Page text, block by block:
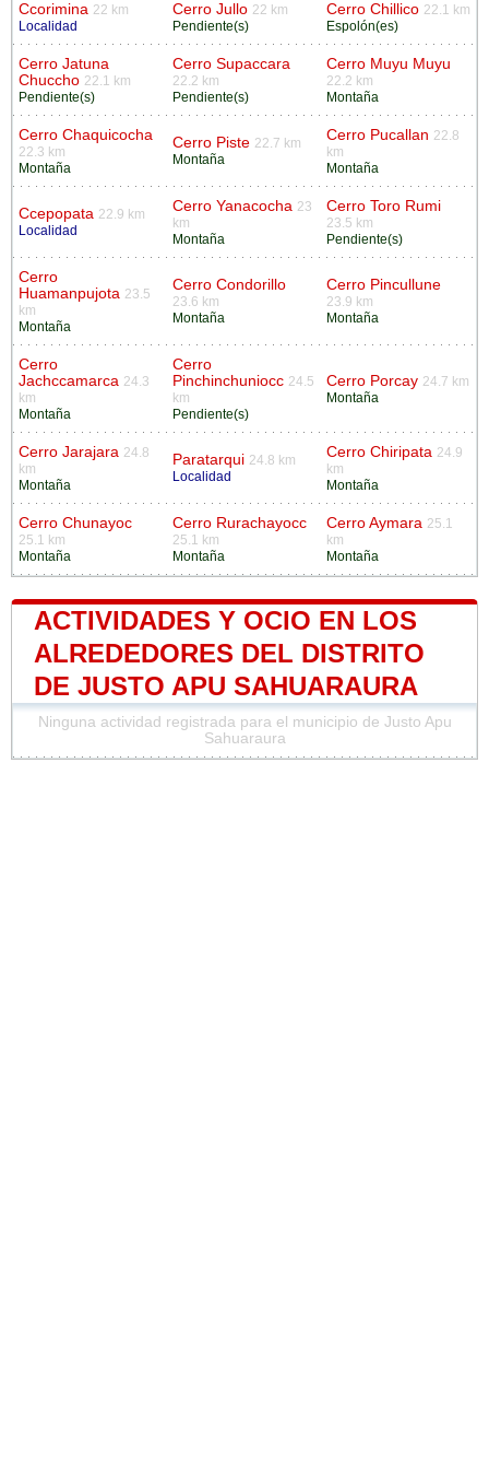
Ccorimina 22 km
Localidad
Cerro Jullo 22 km
Pendiente(s)
Cerro Chillico 22.1 km
Espolón(es)
Cerro Jatuna
Chuccho 22.1 km
Pendiente(s)
Cerro Supaccara
22.2 km
Pendiente(s)
Cerro Muyu Muyu
22.2 km
Montaña
Cerro Chaquicocha
22.3 km
Montaña
Cerro Piste 22.7 km
Montaña
Cerro Pucallan 22.8
km
Montaña
Ccepopata 22.9 km
Localidad
Cerro Yanacocha 23
km
Montaña
Cerro Toro Rumi
23.5 km
Pendiente(s)
Cerro
Huamanpujota 23.5
km
Montaña
Cerro Condorillo
23.6 km
Montaña
Cerro Pincullune
23.9 km
Montaña
Cerro
Jachccamarca 24.3
km
Montaña
Cerro
Pinchinchuniocc 24.5
km
Pendiente(s)
Cerro Porcay 24.7 km
Montaña
Cerro Jarajara 24.8
km
Montaña
Paratarqui 24.8 km
Localidad
Cerro Chiripata 24.9
km
Montaña
Cerro Chunayoc
25.1 km
Montaña
Cerro Rurachayocc
25.1 km
Montaña
Cerro Aymara 25.1
km
Montaña
ACTIVIDADES Y OCIO EN LOS
ALREDEDORES DEL DISTRITO
DE JUSTO APU SAHUARAURA
Ninguna actividad registrada para el municipio de Justo Apu
Sahuaraura